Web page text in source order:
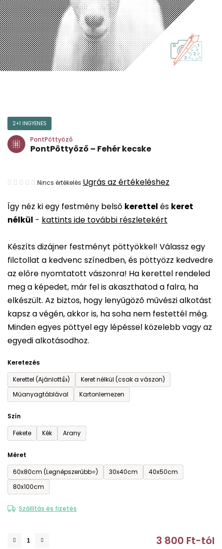
Így néz ki egy festmény belső kerettel és keret
nélkül - kattints ide további részletekért
Készíts dizájner festményt pöttyökkel! Válassz egy
filctollat a kedvenc színedben, és pöttyözz kedvedre
az előre nyomtatott vászonra! Ha kerettel rendeled
meg a képedet, már fel is akaszthatod a falra, ha
elkészült. Az biztos, hogy lenyűgöző művészi alkotást
kapsz a végén, akkor is, ha soha nem festettél még.
Minden egyes pöttyel egy lépéssel közelebb vagy az
egyedi alkotásodhoz.
Keretezés
Kerettel (Ajánlott👍)
Keret nélkül (csak a vászon)
Műanyagtáblával
Kartonlemezen
Szín
Fekete
Kék Arany
Méret
60x80cm (Legnépszerűbb⭐)
30x40cm
40x50cm
80x100cm
Szállítás és fizetés
3 800 Ft-tól
2+1 INGYENES
PontPöttyöző
PontPöttyöző – Fehér kecske
A
átlagos
értékelése
ből
0,0
csillag.
Nincs értékelés Ugrás az értékeléshez